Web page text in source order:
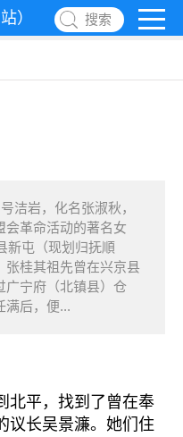
） 搜索
洁岩，化名张淑秋，
会革命活动的著名女
新屯（现划归抚順
桂其祖先曾在兴京县
广宁府（北镇县）仓
满后，便...
平，找到了曾在奉
议长吴景濂。她们住